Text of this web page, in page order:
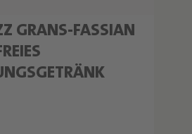
GRANS-FASSIAN